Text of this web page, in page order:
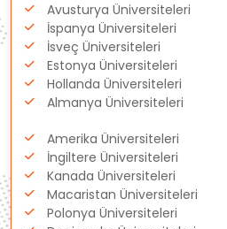
Fransa
Litvanya
Letonya
Gürcistan
Estonya
Avusturya Üniversiteleri
İspanya Üniversiteleri
İsveç Üniversiteleri
Estonya Üniversiteleri
Hollanda Üniversiteleri
Almanya Üniversiteleri
Amerika Üniversiteleri
İngiltere Üniversiteleri
Kanada Üniversiteleri
Macaristan Üniversiteleri
Polonya Üniversiteleri